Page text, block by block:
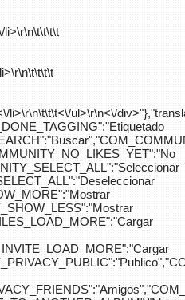
li>\r\n\t\t\t\t
li>\r\n\t\t\t<\/ul>\r\n<\/